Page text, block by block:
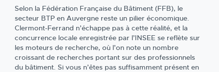
Selon la Fédération Française du Bâtiment (FFB), le
secteur BTP en Auvergne reste un pilier économique.
Clermont-Ferrand n’échappe pas à cette réalité, et la
concurrence locale enregistrée par l’INSEE se reflète sur
les moteurs de recherche, où l’on note un nombre
croissant de recherches portant sur des professionnels
du bâtiment. Si vous n’êtes pas suffisamment présent en